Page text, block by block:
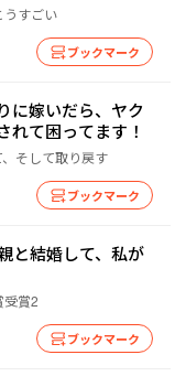
すごい
ブックマーク
に嫁いだら、ヤク
れて困ってます！
そして取り戻す
ブックマーク
と結婚して、私が
賞2
ブックマーク